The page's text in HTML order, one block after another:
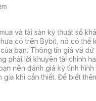
và tài sản kỹ thuật số
có trên Bybit, nó có
bạn. Thông tin giá và
phải lời khuyên tài chính
nên đánh giá kỹ tình
gia khi cần thiết. Để biết